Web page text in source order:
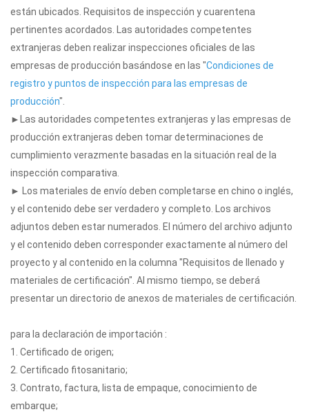
están ubicados. Requisitos de inspección y cuarentena
pertinentes acordados. Las autoridades competentes
extranjeras deben realizar inspecciones oficiales de las
empresas de producción basándose en las "Condiciones de
registro y puntos de inspección para las empresas de
producción".
►Las autoridades competentes extranjeras y las empresas de
producción extranjeras deben tomar determinaciones de
cumplimiento verazmente basadas en la situación real de la
inspección comparativa.
► Los materiales de envío deben completarse en chino o inglés,
y el contenido debe ser verdadero y completo. Los archivos
adjuntos deben estar numerados. El número del archivo adjunto
y el contenido deben corresponder exactamente al número del
proyecto y al contenido en la columna "Requisitos de llenado y
materiales de certificación". Al mismo tiempo, se deberá
presentar un directorio de anexos de materiales de certificación.
para la declaración de importación :
1. Certificado de origen;
2. Certificado fitosanitario;
3. Contrato, factura, lista de empaque, conocimiento de
embarque;